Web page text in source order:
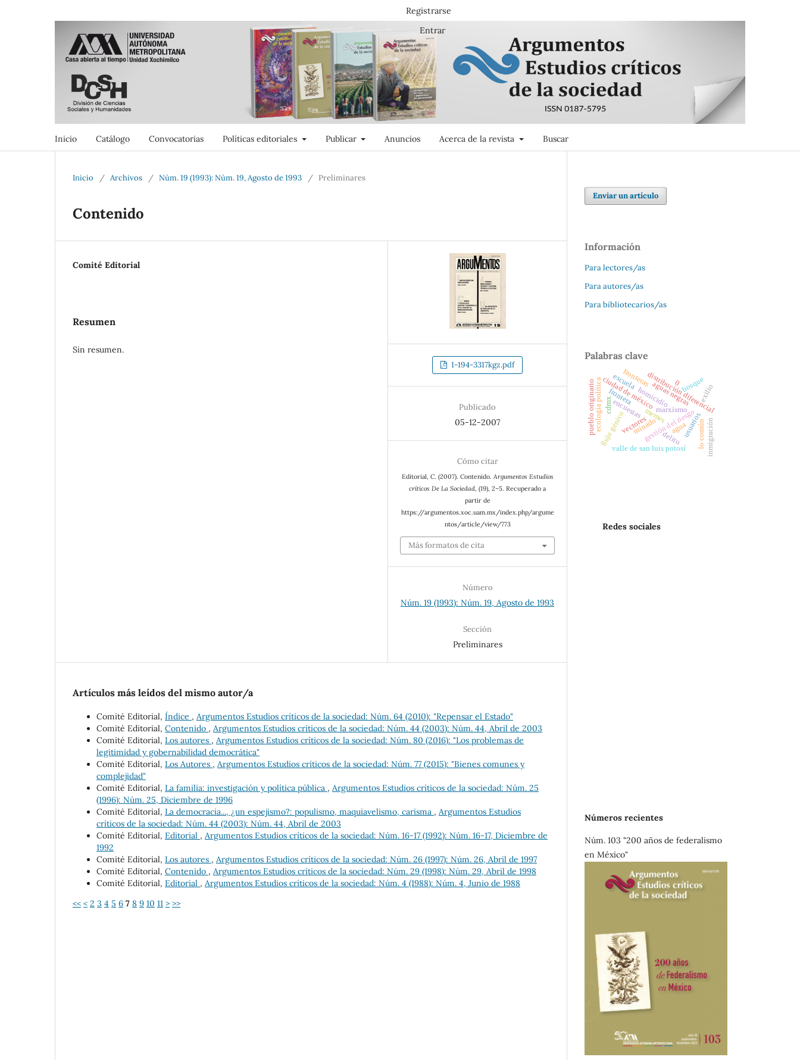
Inicio Catálogo Convocatorias Políticas editoriales Publicar Anuncios Acerca de la revista Buscar
Registrarse
Entrar
Inicio / Archivos / Núm. 19 (1993): Núm. 19, Agosto de 1993 / Preliminares
Contenido
Comité Editorial
Resumen
Sin resumen.
1-194-3317kgz.pdf
Publicado
05-12-2007
Cómo citar
Editorial, C. (2007). Contenido. Argumentos Estudios
críticos De La Sociedad, (19), 2–5. Recuperado a
partir de
https://argumentos.xoc.uam.mx/index.php/argume
ntos/article/view/773
Más formatos de cita
Número
Núm. 19 (1993): Núm. 19, Agosto de 1993
Sección
Preliminares
Artículos más leídos del mismo autor/a
Comité Editorial, Índice , Argumentos Estudios críticos de la sociedad: Núm. 64 (2010): "Repensar el Estado"
Comité Editorial, Contenido , Argumentos Estudios críticos de la sociedad: Núm. 44 (2003): Núm. 44, Abril de 2003
Comité Editorial, Los autores , Argumentos Estudios críticos de la sociedad: Núm. 80 (2016): "Los problemas de
legitimidad y gobernabilidad democrática"
Comité Editorial, Los Autores , Argumentos Estudios críticos de la sociedad: Núm. 77 (2015): "Bienes comunes y
complejidad"
Comité Editorial, La familia: investigación y política pública , Argumentos Estudios críticos de la sociedad: Núm. 25
(1996): Núm. 25, Diciembre de 1996
Comité Editorial, La democracia..., ¿un espejismo?: populismo, maquiavelismo, carisma , Argumentos Estudios
críticos de la sociedad: Núm. 44 (2003): Núm. 44, Abril de 2003
Comité Editorial, Editorial , Argumentos Estudios críticos de la sociedad: Núm. 16-17 (1992): Núm. 16-17, Diciembre de
1992
Comité Editorial, Los autores , Argumentos Estudios críticos de la sociedad: Núm. 26 (1997): Núm. 26, Abril de 1997
Comité Editorial, Contenido , Argumentos Estudios críticos de la sociedad: Núm. 29 (1998): Núm. 29, Abril de 1998
Comité Editorial, Editorial , Argumentos Estudios críticos de la sociedad: Núm. 4 (1988): Núm. 4, Junio de 1988
<< < 2 3 4 5 6 7 8 9 10 11 > >>
Enviar un artículo
Información
Para lectores/as
Para autores/as
Para bibliotecarios/as
Palabras clave
marxismo
homicidio
gestión del riesgo
aguas negras
usuarios
encuestasmemes
ciudad de méxicodistribución diferencial
cdmx
delito
valle de san luis potosí
minado
bosque
ecología política agua
pueblo originario vectores
escuela
frontera
lo común
exilio
fronteras
inmigración
flujo génico
0
Redes sociales
Números recientes
Núm. 103 "200 años de federalismo
en México"